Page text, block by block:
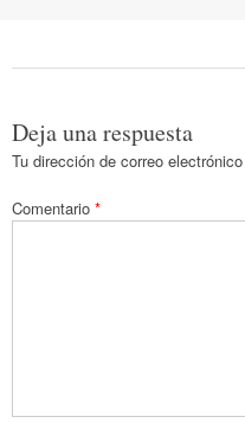
Deja una respuesta
Tu dirección de correo
Comentario *